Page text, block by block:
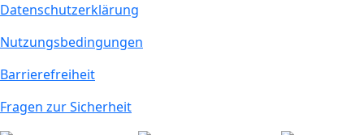
Datenschutzerklärung
Nutzungsbedingungen
Barrierefreiheit
Fragen zur Sicherheit